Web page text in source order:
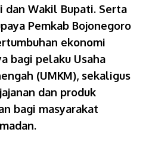
dan Wakil Bupati. Serta
Pemkab Bojonegoro
ekonomi
bagi pelaku Usaha
(UMKM), sekaligus
dan produk
bagi masyarakat